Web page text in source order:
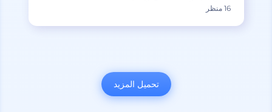
16 منظر
تحميل المزيد